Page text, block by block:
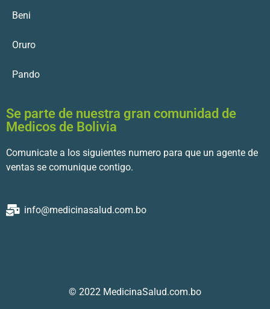
Beni
Oruro
Pando
Se parte de nuestra gran comunidad de
Medicos de Bolivia
Comunicate a los siguientes numero para que un agente de
ventas se comunique contigo.
info@medicinasalud.com.bo
© 2022 MedicinaSalud.com.bo